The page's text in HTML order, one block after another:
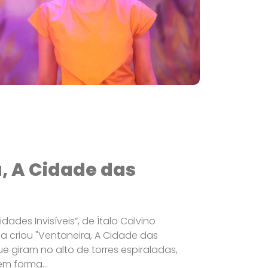
A Cidade das
Invisíveis”, de Ítalo Calvino
criou "Ventaneira, A Cidade das
giram no alto de torres espiraladas,
forma...